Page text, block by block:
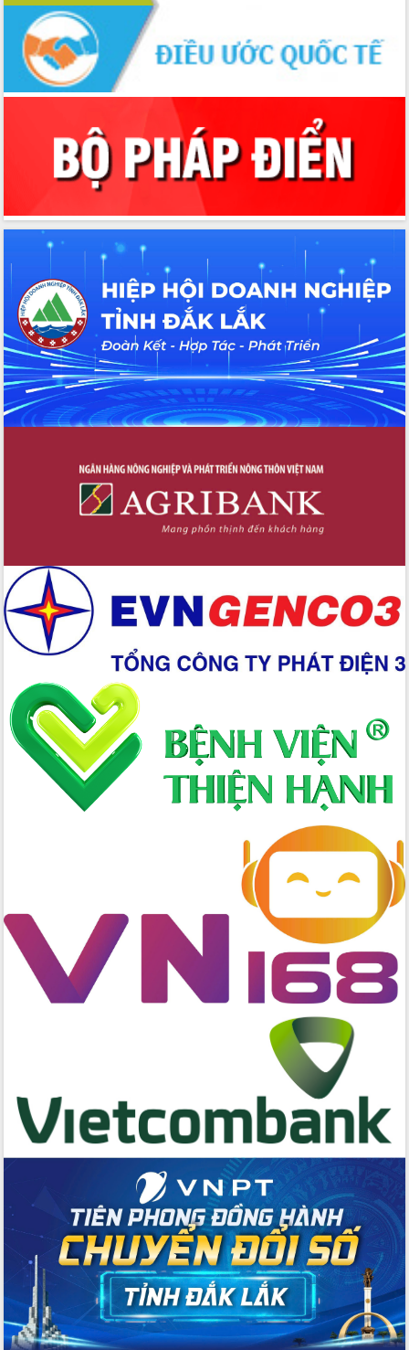
Tập huấn ứng dụng trí tuệ nhân tạo (AI)
trong thương mại điện tử năm 2026
Đoàn đại biểu Quốc hội tỉnh Đắk Lắk
trao đổi thông tin trước Kỳ họp thứ
nhất, Quốc hội khóa XVI
Quyết liệt cải cách hành chính, khơi
thông nguồn lực phát triển
Nâng cao hiệu lực, hiệu quả HĐND
tỉnh thông qua hiện đại hóa hành chính
Xã Ea Phê gắn cải cách hành chính với
Phó Chủ tịch Thường trực UBND tỉnh
Hồ Thị Nguyên Thảo làm việc tại Trung
tâm Phục vụ hành chính công xã Ea
Phê
Xây dựng nền hành chính số đồng
hành cùng nông dân dân, doanh nghiệp
Giai đoạn 2026-2030, Đắk Lắk phấn
đấu có 77% xã đạt chuẩn nông thôn
mới
Chuyển đổi số 'mở đường' cho nông
nghiệp Đắk Lắk tăng trưởng bứt phá
địa chính, hoàn thiện cơ sở dữ liệu đất
Ứng dụng sinh trắc học - Bước tiến
trong hành trình chuyển đổi số tại Đắk
Đắk Lắk nâng cao hiệu quả công tác
Đảng từ Sổ tay đảng viên điện tử
Đắk Lắk đẩy mạnh nuôi biển công
nghệ, hướng tới phát triển thủy sản
bền vững
Tập huấn nâng cao năng lực triển khai
chuyển đổi số cho cán bộ, công chức
cấp xã
Đắk Lắk phát động hưởng ứng Ngày
Quyền của người tiêu dùng Việt Nam
2026
Đẩy mạnh cải cách hành chính, quyết
tâm đạt được mục tiêu tăng trưởng
Huy giữ chức Bí thư Đảng ủy Ủy Ban
Nhân dân tỉnh
Bệnh án điện tử thúc đẩy chuyển đổi
số y tế tại Đắk Lắk
Chuyển đổi số thư viện: Mở rộng
Friendship Meeting New Year 2026”
Bầu cử Quốc hội và HĐND: Cử tri Đắk
Lắk gửi gắm niềm tin, kỳ vọng vào lá
Đắk Lắk sẵn sàng các điều kiện cho
Ngày hội bầu cử đại biểu Quốc hội
khóa XVI và HĐND các cấp nhiệm kỳ
2026-2031
Đảm bảo cuộc bầu cử đại biểu Quốc
hội và đại biểu HĐND các cấp diễn ra
an toàn, hiệu quả, đúng quy định
Thủ tướng Chính phủ Phạm Minh Chính
kiểm tra, chỉ đạo hoàn thành các dự